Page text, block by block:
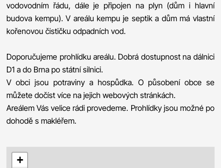
vodovodním řádu, dále je připojen na plyn (dům i hlavní
budova kempu). V areálu kempu je septik a dům má vlastní
kořenovou čističku odpadních vod.
Doporučujeme prohlídku areálu. Dobrá dostupnost na dálnici
D1 a do Brna po státní silnici.
V obci jsou potraviny a hospůdka. O působení obce se
můžete dočíst více na jejich webových stránkách.
Areálem Vás velice rádi provedeme. Prohlídky jsou možné po
dohodě s makléřem.
+